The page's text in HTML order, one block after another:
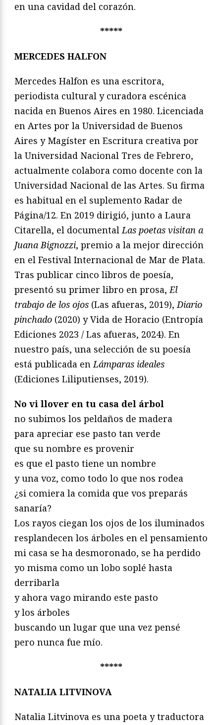
en una cavidad del corazón.
*****
MERCEDES HALFON
Mercedes Halfon es una escritora,
periodista cultural y curadora escénica
nacida en Buenos Aires en 1980. Licenciada
en Artes por la Universidad de Buenos
Aires y Magíster en Escritura creativa por
la Universidad Nacional Tres de Febrero,
actualmente colabora como docente con la
Universidad Nacional de las Artes. Su firma
es habitual en el suplemento Radar de
Página/12. En 2019 dirigió, junto a Laura
Citarella, el documentalLas poetas visitan a
Juana Bignozzi, premio a la mejor dirección
en el Festival Internacional de Mar de Plata.
Tras publicar cinco libros de poesía,
presentó su primer libro en prosa,El
trabajo de los ojos (Las afueras, 2019),Diario
pinchado (2020) y Vida de Horacio (Entropía
Ediciones 2023 / Las afueras, 2024). En
nuestro país, una selección de su poesía
está publicada enLámparas ideales
(Ediciones Liliputienses, 2019).
No vi llover en tu casa del árbol
no subimos los peldaños de madera
para apreciar ese pasto tan verde
que su nombre es provenir
es que el pasto tiene un nombre
y una voz, como todo lo que nos rodea
¿si comiera la comida que vos preparás
sanaría?
Los rayos ciegan los ojos de los iluminados
resplandecen los árboles en el pensamiento
mi casa se ha desmoronado, se ha perdido
yo misma como un lobo soplé hasta
derribarla
y ahora vago mirando este pasto
y los árboles
buscando un lugar que una vez pensé
pero nunca fue mío.
*****
NATALIA LITVINOVA
Natalia Litvinova es una poeta y traductora